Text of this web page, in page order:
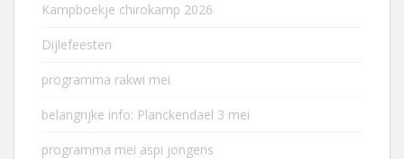
Kampboekje chirokamp 2026
Dijlefeesten
programma rakwi mei
belangrijke info: Planckendael 3 mei
programma mei aspi jongens